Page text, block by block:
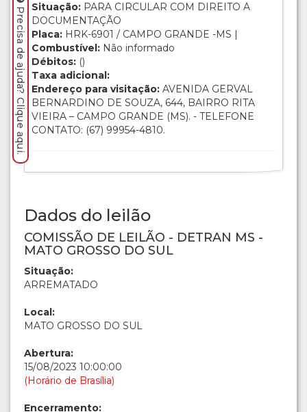
Situação: PARA CIRCULAR COM DIREITO A
DOCUMENTAÇÃO
Placa: HRK-6901 / CAMPO GRANDE -MS |
Combustível: Não informado
Débitos: ()
Taxa adicional:
Endereço para visitação: AVENIDA GERVAL
BERNARDINO DE SOUZA, 644, BAIRRO RITA
VIEIRA – CAMPO GRANDE (MS). - TELEFONE
CONTATO: (67) 99954-4810.
Dados do leilão
COMISSÃO DE LEILÃO - DETRAN MS -
MATO GROSSO DO SUL
Situação:
ARREMATADO
Local:
MATO GROSSO DO SUL
Abertura:
15/08/2023 10:00:00
(Horário de Brasília)
Encerramento:
Precisa de ajuda? Clique aqui.